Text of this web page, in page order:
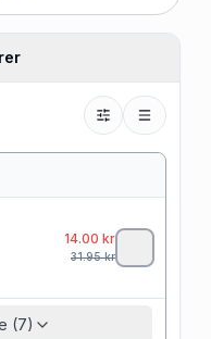
14.00 kr
31.95kr
(7)